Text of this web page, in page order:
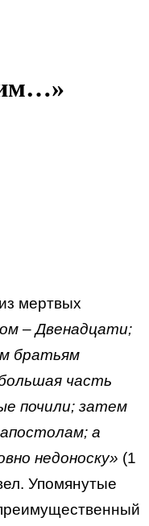
мертвых
– Двенадцати;
братьям
часть
почили; затем
а
недоноску» (1
Упомянутые